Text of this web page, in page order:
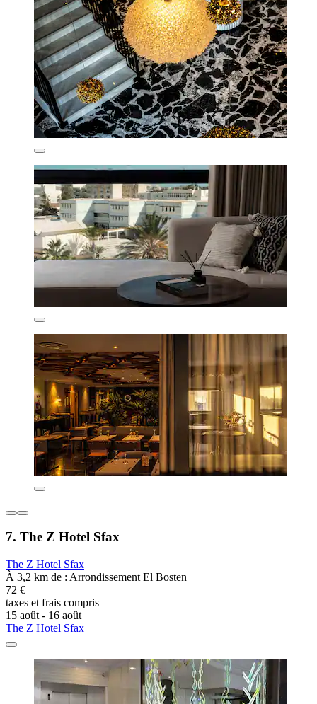
7. The Z Hotel Sfax
The Z Hotel Sfax
À 3,2 km de : Arrondissement El Bosten
72 €
taxes et frais compris
15 août - 16 août
The Z Hotel Sfax